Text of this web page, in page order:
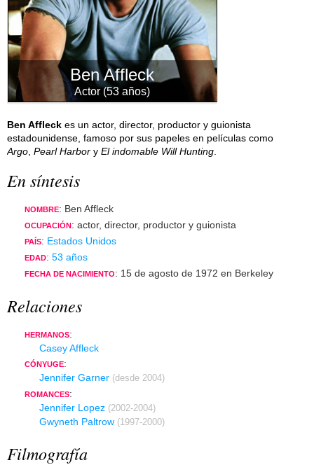
Ben Affleck
Actor (53 años)
Ben Affleck es un actor, director, productor y guionista
estadounidense, famoso por sus papeles en películas como
Argo Pearl Harbor y El indomable Will Hunting
En síntesis
NOMBRE: Ben Affleck
OCUPACIÓN : actor, director, productor y guionista
PAÍS: Estados Unidos
EDAD: 53 años
FECHA DE NACIMIENTO: 15 de agosto de 1972 en Berkeley
Relaciones
HERMANOS:
Casey Affleck
CÓNYUGE:
Jennifer Garner (desde 2004)
ROMANCES:
Jennifer Lopez (2002-2004)
Gwyneth Paltrow (1997-2000)
Filmografía